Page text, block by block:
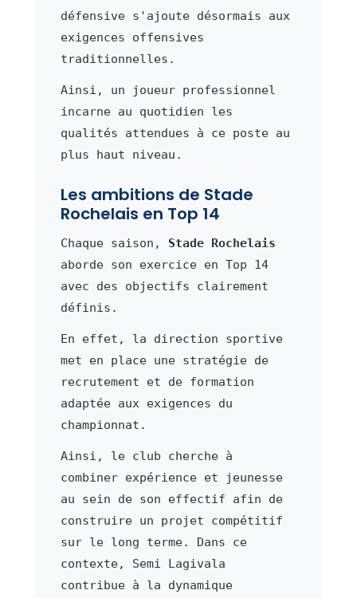
défensive s'ajoute désormais aux
exigences offensives
traditionnelles.
Ainsi, un joueur professionnel
incarne au quotidien les
qualités attendues à ce poste au
plus haut niveau.
Les ambitions de Stade
Rochelais en Top 14
Chaque saison, Stade Rochelais
aborde son exercice en Top 14
avec des objectifs clairement
définis.
En effet, la direction sportive
met en place une stratégie de
recrutement et de formation
adaptée aux exigences du
championnat.
Ainsi, le club cherche à
combiner expérience et jeunesse
au sein de son effectif afin de
construire un projet compétitif
sur le long terme. Dans ce
contexte, Semi Lagivala
contribue à la dynamique